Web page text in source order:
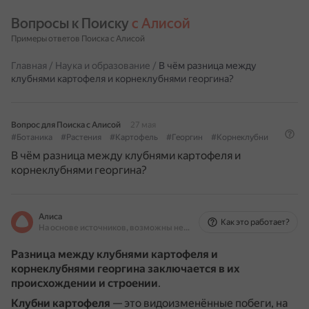
Вопросы к Поиску с Алисой
Примеры ответов Поиска с Алисой
Главная / Наука и образование / В чём разница между
клубнями картофеля и корнеклубнями георгина?
Вопрос для Поиска с Алисой
27 мая
#Ботаника
#Растения #Картофель #Георгин #Корнеклубни
В чём разница между клубнями картофеля и
корнеклубнями георгина?
Алиса
На основе источников, возможны неточности
Как это работает?
Разница между клубнями картофеля и
корнеклубнями георгина заключается в их
происхождении и строении.
Клубни картофеля — это видоизменённые побеги, на